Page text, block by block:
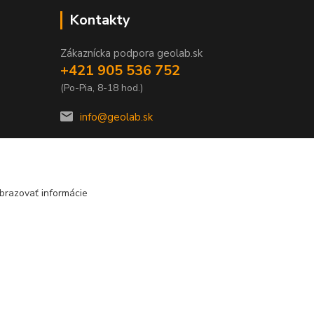
Kontakty
Zákaznícka podpora geolab.sk
+421 905 536 752
(Po-Pia, 8-18 hod.)
info@geolab.sk
informácie